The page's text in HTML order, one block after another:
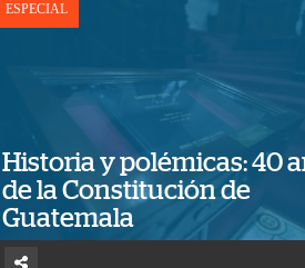
ESPECIAL
Historia y polémicas: 40
de la Constitución de
Guatemala